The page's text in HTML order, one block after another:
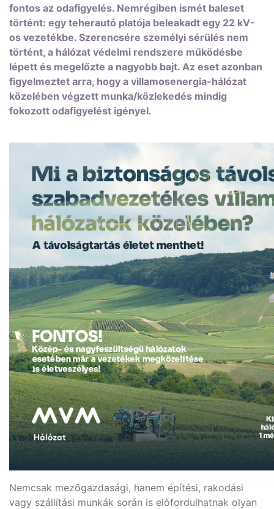
fontos az odafigyelés. Nemrégiben ismét baleset
történt: egy teherautó platója beleakadt egy 22 kV-
os vezetékbe. Szerencsére személyi sérülés nem
történt, a hálózat védelmi rendszere működésbe
lépett és megelőzte a nagyobb bajt. Az eset azonban
figyelmeztet arra, hogy a villamosenergia-hálózat
közelében végzett munka/közlekedés mindig
fokozott odafigyelést igényel.
Nemcsak mezőgazdasági, hanem építési, rakodási
vagy szállítási munkák során is előfordulhatnak olyan